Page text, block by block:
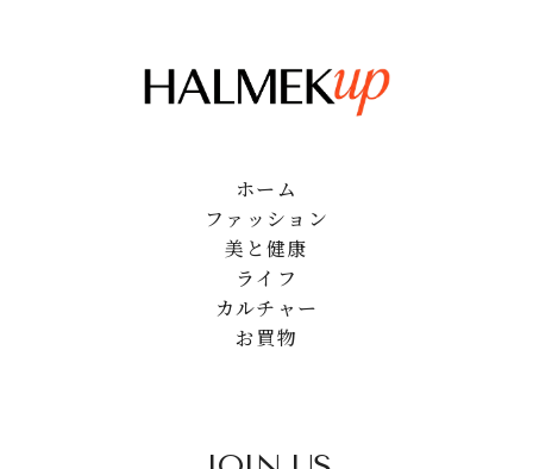
ホーム
ファッション
美と健康
ライフ
カルチャー
お買物